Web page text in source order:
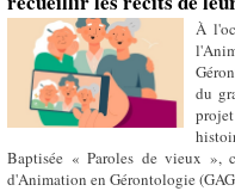
À
du
Baptisée « Paroles de vieux »,
d'Animation en Gérontologie